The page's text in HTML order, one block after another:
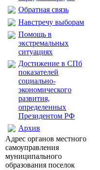
Обратная связь
Навстречу выборам
Помощь в
экстремальных
ситуациях
Достижение в СПб
показателей
социально-
экономического
развития,
определенных
Президентом РФ
Архив
Адрес органов местного
самоуправления
муниципального
образования поселок